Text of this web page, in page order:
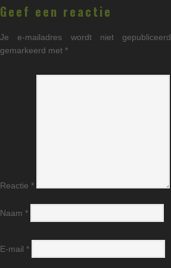
Geef een reactie
Je e-mailadres wordt niet gepubliceerd.
gemarkeerd met *
Reactie *
Naam *
E-mail *